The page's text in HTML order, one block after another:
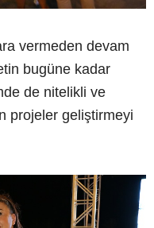
vermeden devam
bugüne kadar
de nitelikli ve
projeler geliştirmeyi